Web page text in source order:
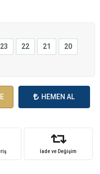
23 22 21 20
HEMEN AL
İade ve Değişim